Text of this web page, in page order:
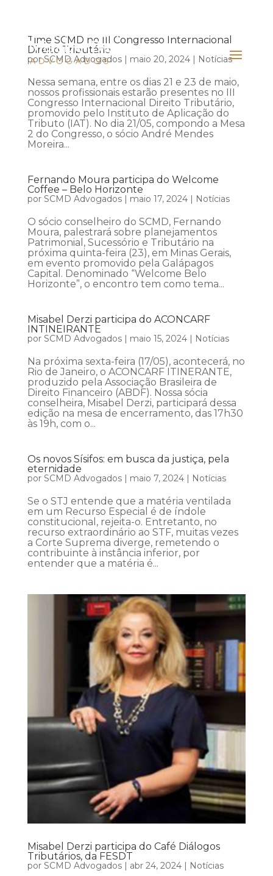
Time SCMD no III Congresso Internacional
Direito Tributário
porSCMD Advogados| maio 20, 2024| Notícias
Nessa semana, entre os dias 21 e 23 de maio,
nossos profissionais estarão presentes no III
Congresso Internacional Direito Tributário,
promovido pelo Instituto de Aplicação do
Tributo (IAT). No dia 21/05, compondo a Mesa
2 do Congresso, o sócio André Mendes
Moreira...
Fernando Moura participa do Welcome
Coffee – Belo Horizonte
por SCMD Advogados| maio 17, 2024| Notícias
O sócio conselheiro do SCMD, Fernando
Moura, palestrará sobre planejamentos
Patrimonial, Sucessório e Tributário na
próxima quinta-feira (23), em Minas Gerais,
em evento promovido pela Galápagos
Capital. Denominado “Welcome Belo
Horizonte”, o encontro tem como tema...
Misabel Derzi participa do ACONCARF
INTINEIRANTE
por SCMD Advogados| maio 15, 2024| Notícias
Na próxima sexta-feira (17/05), acontecerá, no
Rio de Janeiro, o ACONCARF ITINERANTE,
produzido pela Associação Brasileira de
Direito Financeiro (ABDF). Nossa sócia
conselheira, Misabel Derzi, participará dessa
edição na mesa de encerramento, das 17h30
às 19h, com o...
Os novos Sísifos: em busca da justiça, pela
eternidade
por SCMD Advogados| maio 7, 2024| Notícias
Se o STJ entende que a matéria ventilada
em um Recurso Especial é de índole
constitucional, rejeita-o. Entretanto, no
recurso extraordinário ao STF, muitas vezes
a Corte Suprema diverge, remetendo o
contribuinte à instância inferior, por
entender que a matéria é...
Misabel Derzi participa do Café Diálogos
Tributários, da FESDT
por SCMD Advogados| abr 24, 2024| Notícias